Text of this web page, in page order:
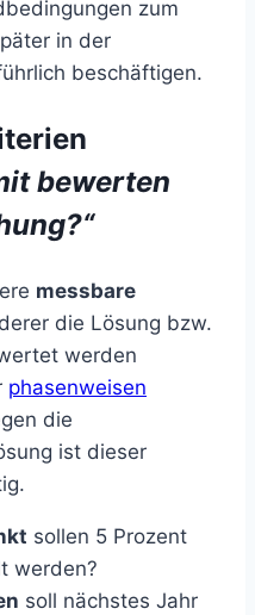
zum
in der
beschäftigen.
bewerten
messbare
die Lösung bzw.
werden
phasenweisen
die
ist dieser
sollen 5 Prozent
werden?
soll nächstes Jahr